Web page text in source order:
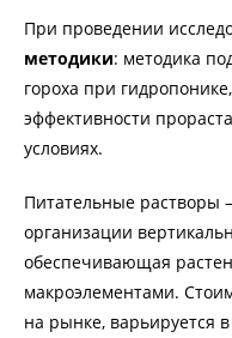
При проведении
методики: методика
гороха при
эффективности
условиях.
Питательные растворы
организации
обеспечивающая
макроэлементами.
на рынке, варьируется